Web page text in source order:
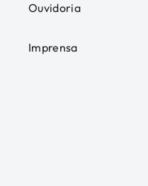
Ouvidoria
Imprensa